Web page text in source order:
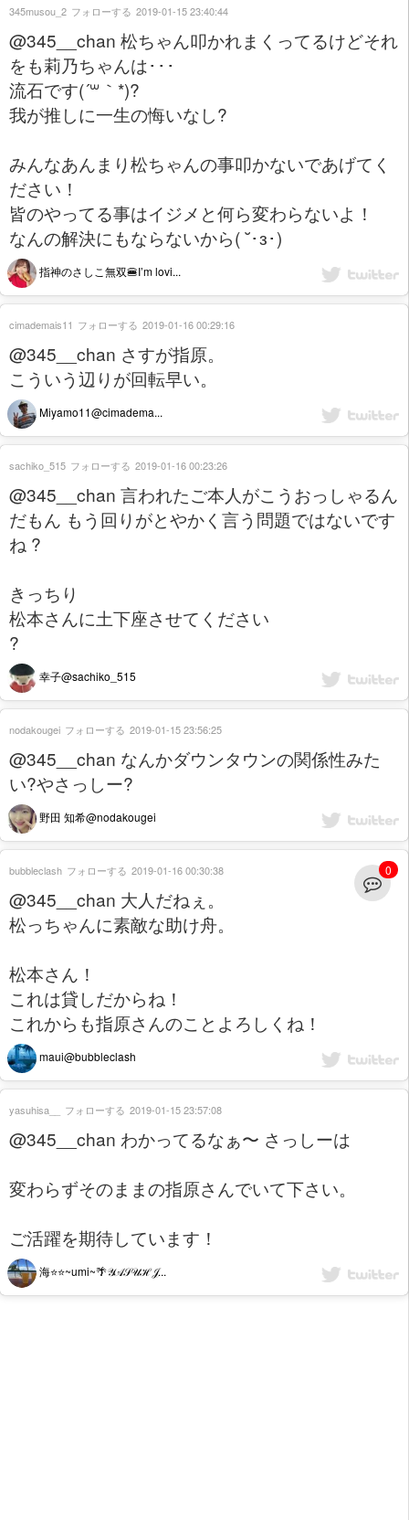
@345__chan 松ちゃん叩かれまくってるけどそれ
をも莉乃ちゃんは･･･
流石です(´꒳｀*)?
我が推しに一生の悔いなし?
みんなあんまり松ちゃんの事叩かないであげてく
ださい！
皆のやってる事はイジメと何ら変わらないよ！
なんの解決にもならないから( ˘･з･)
指神のさしこ無双🍔I’m lovi...
345musou_2 フォローする 2019-01-15 23:40:44
@345__chan さすが指原。
こういう辺りが回転早い。
Miyamo11@cimadema...
cimademais11 フォローする 2019-01-16 00:29:16
@345__chan 言われたご本人がこうおっしゃるん
だもん もう回りがとやかく言う問題ではないです
ね ?
きっちり
松本さんに土下座させてください
?
幸子@sachiko_515
sachiko_515 フォローする 2019-01-16 00:23:26
@345__chan なんかダウンタウンの関係性みた
い?やさっしー?
野田 知希@nodakougei
nodakougei フォローする 2019-01-15 23:56:25
@345__chan 大人だねぇ。
松っちゃんに素敵な助け舟。
松本さん！
これは貸しだからね！
これからも指原さんのことよろしくね！
maui@bubbleclash
bubbleclash フォローする 2019-01-16 00:30:38
@345__chan わかってるなぁ〜 さっしーは
変わらずそのままの指原さんでいて下さい。
ご活躍を期待しています！
海⭐️⭐️~umi~🌴𝒴𝒜𝒮𝒰ℋ𝒥...
yasuhisa__ フォローする 2019-01-15 23:57:08
0